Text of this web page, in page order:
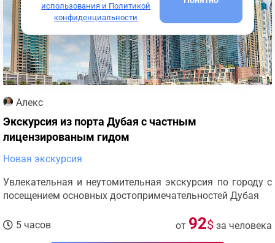
Алекс
Экскурсия из порта Дубая с частным
лицензированым гидом
Новая экскурсия
Увлекательная и неутомительная экскурсия по городу с
посещением основных достопримечательностей Дубая
5 часов от 92$ за человека
использования и Политикой
конфиденциальности